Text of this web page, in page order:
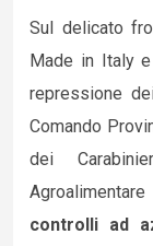
Sul delicato
Made in Italy
repressione
Comando
dei
controlli ad